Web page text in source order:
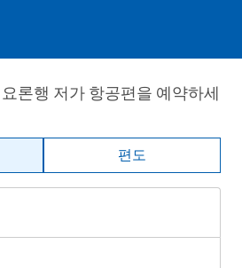
론행 저가 항공편을 예약하세
편도